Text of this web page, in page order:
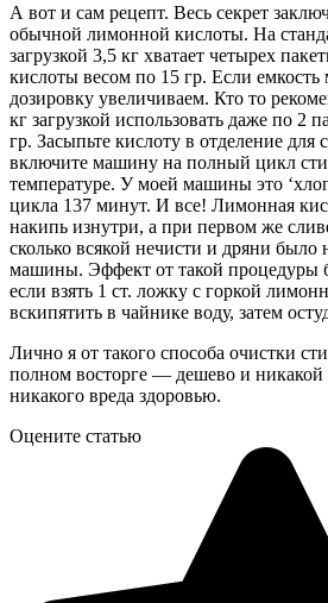
А вот и сам рецепт. Весь секрет
обычной лимонной кислоты. На
загрузкой 3,5 кг хватает четырех
кислоты весом по 15 гр. Если
дозировку увеличиваем. Кто то
кг загрузкой использовать даже по 2
гр. Засыпьте кислоту в отделение для
включите машину на полный цикл
температуре. У моей машины это
цикла 137 минут. И все! Лимонная
накипь изнутри, а при первом же
сколько всякой нечисти и дряни было
машины. Эффект от такой процедуры
если взять 1 ст. ложку с горкой
вскипятить в чайнике воду, затем
Лично я от такого способа очистки
полном восторге — дешево и никакой
никакого вреда здоровью.
Оцените статью